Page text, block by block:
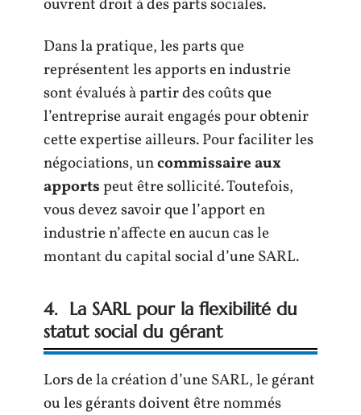
ouvrent droit à des parts sociales.
Dans la pratique, les parts que
représentent les apports en industrie
sont évalués à partir des coûts que
l’entreprise aurait engagés pour obtenir
cette expertise ailleurs. Pour faciliter les
négociations, uncommissaire aux
apportspeut être sollicité. Toutefois,
vous devez savoir que l’apport en
industrie n’affecte en aucun cas le
montant du capital social d’une SARL.
4. La SARL pour la flexibilité du
statut social du gérant
Lors de la création d’une SARL, le gérant
ou les gérants doivent être nommés